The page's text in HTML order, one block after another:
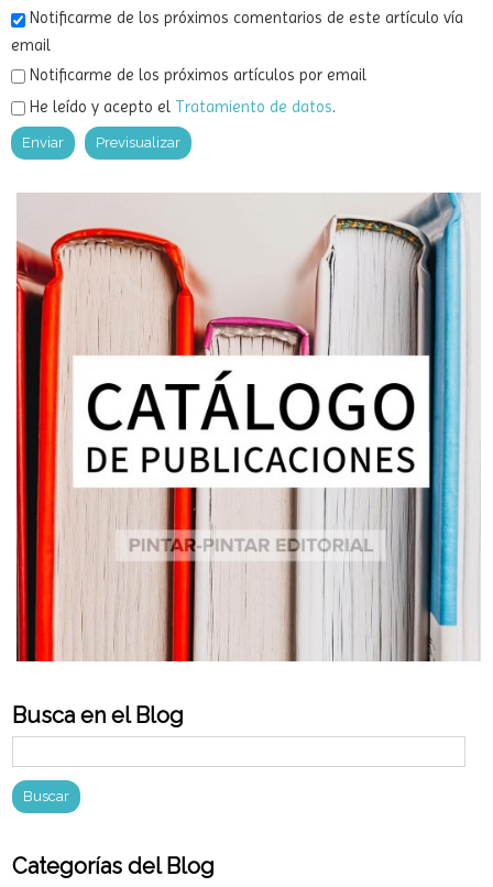
Busca en el Blog
Notificarme de los próximos comentarios de este artículo vía
email
Notificarme de los próximos artículos por email